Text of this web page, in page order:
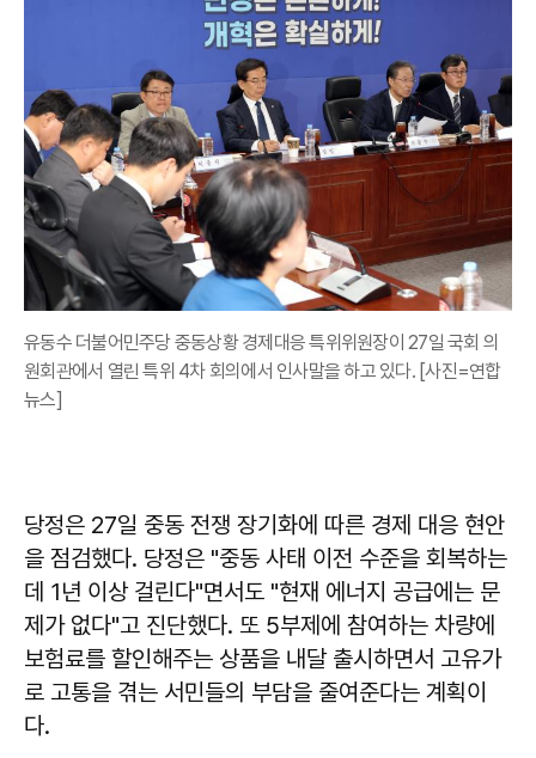
유동수 더불어민주당 중동상황 경제대응 특위위원장이 27일 국회 의
원회관에서 열린 특위 4차 회의에서 인사말을 하고 있다. [사진=연합
뉴스]
당정은 27일 중동 전쟁 장기화에 따른 경제 대응 현안
을 점검했다. 당정은 "중동 사태 이전 수준을 회복하는
데 1년 이상 걸린다"면서도 "현재 에너지 공급에는 문
제가 없다"고 진단했다. 또 5부제에 참여하는 차량에
보험료를 할인해주는 상품을 내달 출시하면서 고유가
로 고통을 겪는 서민들의 부담을 줄여준다는 계획이
다.